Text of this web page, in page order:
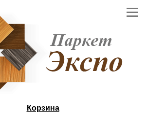
Корзина